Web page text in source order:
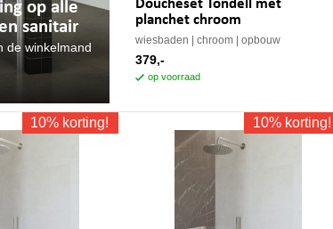
op alle
sanitair
de winkelmand
Doucheset Tondell met
planchet chroom
wiesbaden chroom opbouw
379,-
op voorraad
10% korting! 10% korting!